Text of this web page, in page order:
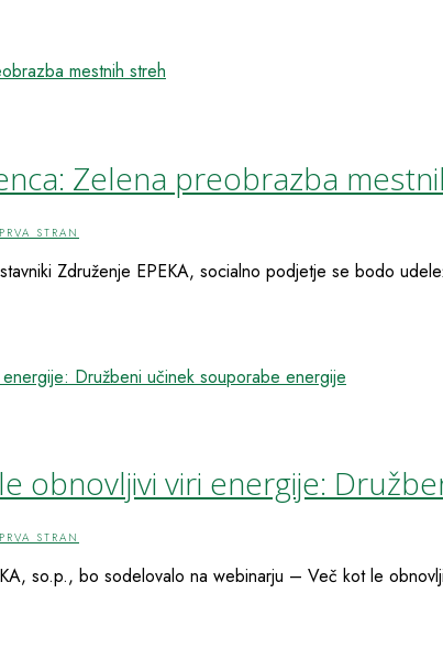
Zelena preobrazba
PRVA STRAN
Združenje EPEKA, socialno podjetje se bodo
obnovljivi viri energije:
PRVA STRAN
so.p., bo sodelovalo na webinarju – Več kot le